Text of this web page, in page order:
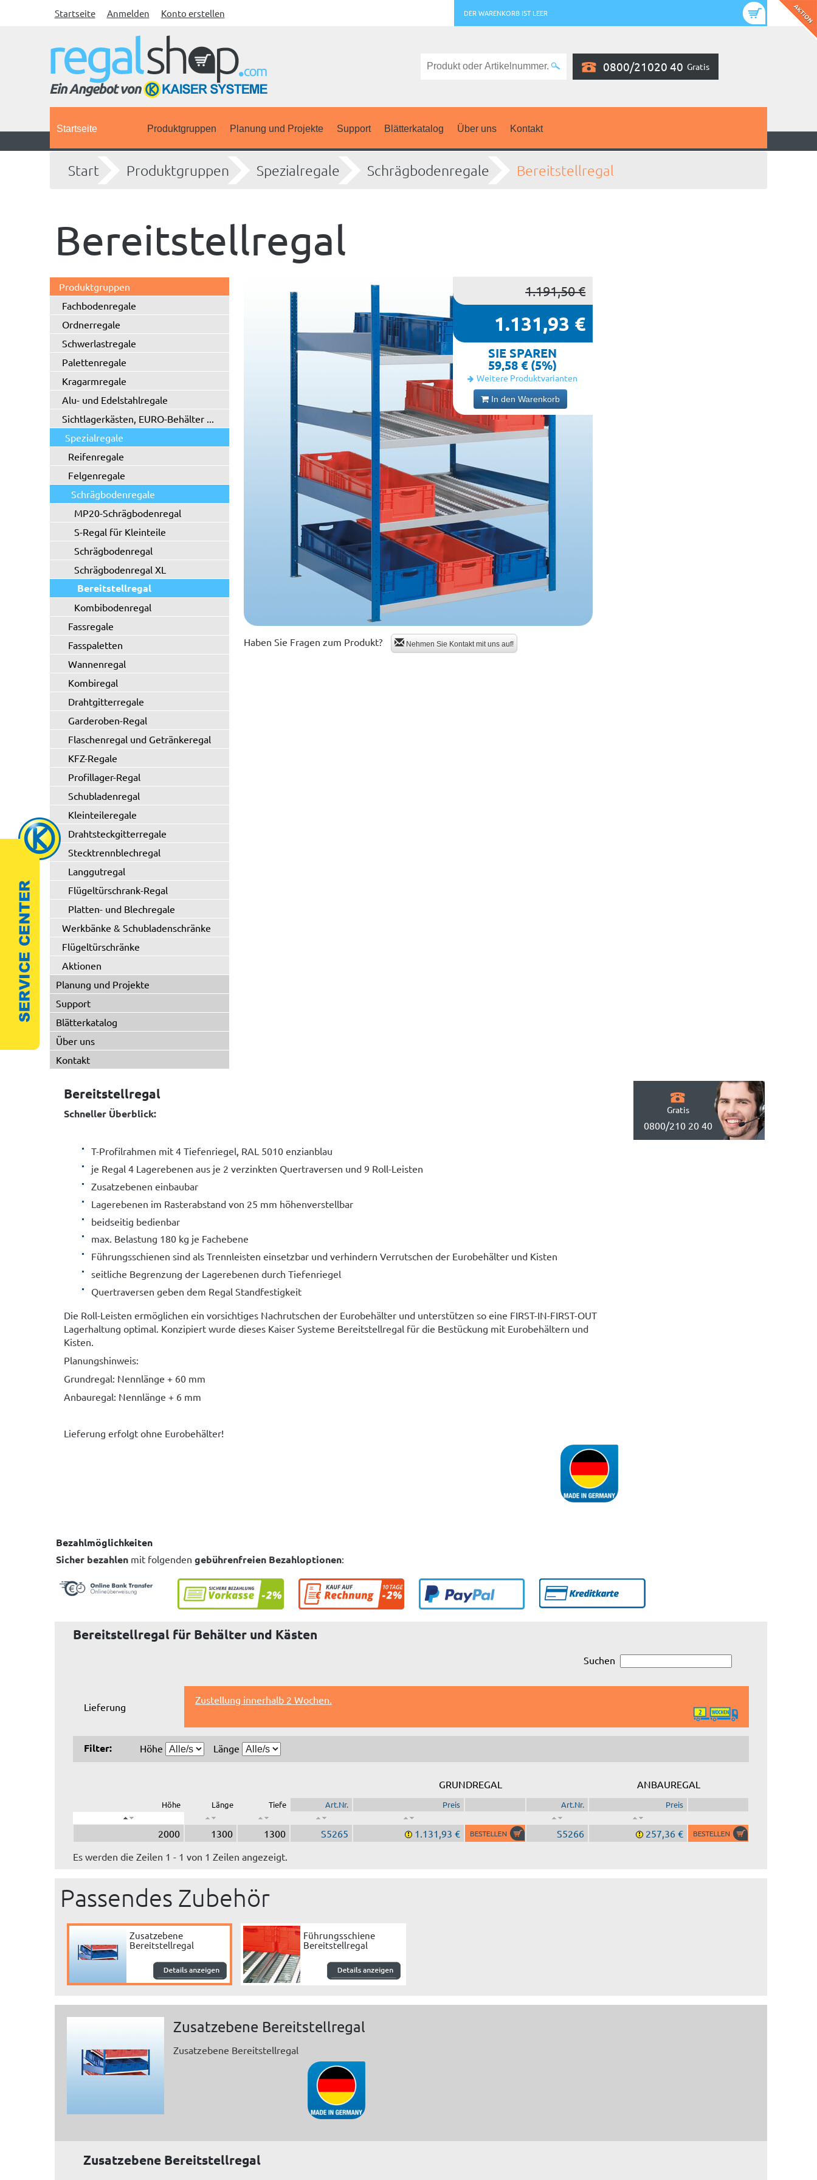
Startseite Anmelden Konto erstellen DER WARENKORB IST LEER
0800/21020 40 Gratis
Startseite Produktgruppen Planung und Projekte Support Blätterkatalog Über uns Kontakt
Start Produktgruppen Spezialregale Schrägbodenregale Bereitstellregal
Bereitstellregal
Produktgruppen
Fachbodenregale
Ordnerregale
Schwerlastregale
Palettenregale
Kragarmregale
Alu- und Edelstahlregale
Sichtlagerkästen, EURO-Behälter ...
Spezialregale
Reifenregale
Felgenregale
Schrägbodenregale
MP20-Schrägbodenregal
S-Regal für Kleinteile
Schrägbodenregal
Schrägbodenregal XL
Bereitstellregal
Kombibodenregal
Fassregale
Fasspaletten
Wannenregal
Kombiregal
Drahtgitterregale
Garderoben-Regal
Flaschenregal und Getränkeregal
KFZ-Regale
Profillager-Regal
Schubladenregal
Kleinteileregale
Drahtsteckgitterregale
Stecktrennblechregal
Langgutregal
Flügeltürschrank-Regal
Platten- und Blechregale
Werkbänke & Schubladenschränke
Flügeltürschränke
Aktionen
Planung und Projekte
Support
Blätterkatalog
Über uns
Kontakt
1.191,50 €
1.131,93 €
SIE SPAREN
59,58 € (5%)
Weitere Produktvarianten
In den Warenkorb
Haben Sie Fragen zum Produkt? Nehmen Sie Kontakt mit uns auf!
Bereitstellregal
Schneller Überblick:
T-Profilrahmen mit 4 Tiefenriegel, RAL 5010 enzianblau
je Regal 4 Lagerebenen aus je 2 verzinkten Quertraversen und 9 Roll-Leisten
Zusatzebenen einbaubar
Lagerebenen im Rasterabstand von 25 mm höhenverstellbar
beidseitig bedienbar
max. Belastung 180 kg je Fachebene
Führungsschienen sind als Trennleisten einsetzbar und verhindern Verrutschen der Eurobehälter und Kisten
seitliche Begrenzung der Lagerebenen durch Tiefenriegel
Quertraversen geben dem Regal Standfestigkeit
Die Roll-Leisten ermöglichen ein vorsichtiges Nachrutschen der Eurobehälter und unterstützen so eine FIRST-IN-FIRST-OUT
Lagerhaltung optimal. Konzipiert wurde dieses Kaiser Systeme Bereitstellregal für die Bestückung mit Eurobehältern und
Kisten.
Planungshinweis:
Grundregal: Nennlänge + 60 mm
Anbauregal: Nennlänge + 6 mm
Lieferung erfolgt ohne Eurobehälter!
Gratis
0800/210 20 40
Bezahlmöglichkeiten
Sicher bezahlen mit folgenden gebührenfreien Bezahloptionen:
Bereitstellregal für Behälter und Kästen
Suchen
Lieferung
Zustellung innerhalb 2 Wochen.
Filter: Höhe Länge
GRUNDREGAL ANBAUREGAL
Höhe Länge Tiefe Art.Nr. Preis Art.Nr. Preis
2000 1300 1300 S5265 1.131,93 € S5266
257,36 €
Es werden die Zeilen 1 - 1 von 1 Zeilen angezeigt.
Passendes Zubehör
Zusatzebene
Bereitstellregal
Führungsschiene
Bereitstellregal
Zusatzebene Bereitstellregal
Zusatzebene Bereitstellregal
Zusatzebene Bereitstellregal